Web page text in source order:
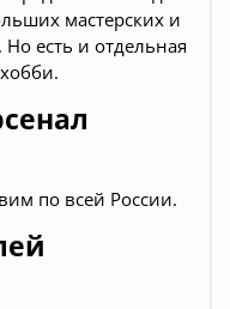
мастерских и
есть и отдельная
по всей России.